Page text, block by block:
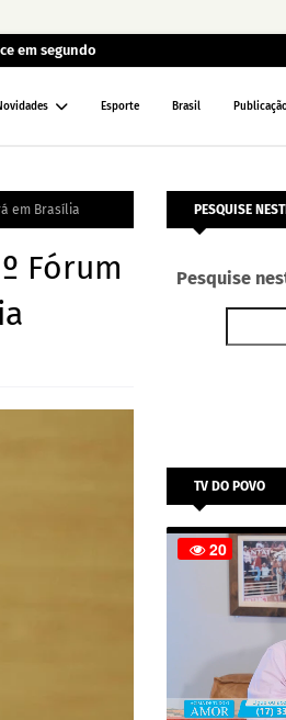
em segundo
Esporte Brasil
em Brasília
Fórum
PESQUISE
Pesquise
TV DO POVO